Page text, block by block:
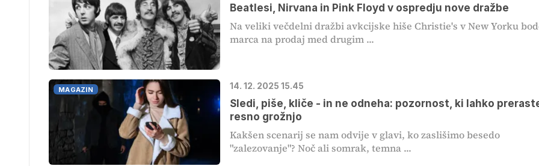
Beatlesi, Nirvana in Pink Floyd v ospredju nove dražbe
Na veliki večdelni dražbi avkcijske hiše Christie's v New Yorku
marca na prodaj med drugim ...
MAGAZIN 14. 12. 2025 15.45
Sledi, piše, kliče - in ne odneha: pozornost, ki lahko
resno grožnjo
Kakšen scenarij se nam odvije v glavi, ko zaslišimo besedo
"zalezovanje"? Noč ali somrak, temna ...